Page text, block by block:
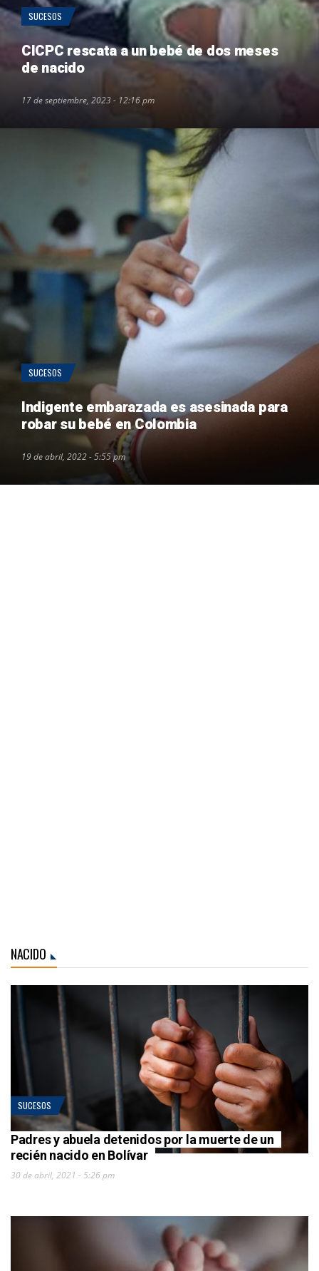
SUCESOS
CICPC rescata a un bebé de dos meses
de nacido
17 de septiembre, 2023 - 12:16 pm
SUCESOS
Indigente embarazada es asesinada para
robar su bebé en Colombia
19 de abril, 2022 - 5:55 pm
NACIDO
SUCESOS
Padres y abuela detenidos por la muerte de un
recién nacido en Bolívar
30 de abril, 2021 - 5:26 pm